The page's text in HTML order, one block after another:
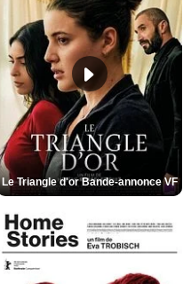
Le Triangle d'or Bande-annonce VF